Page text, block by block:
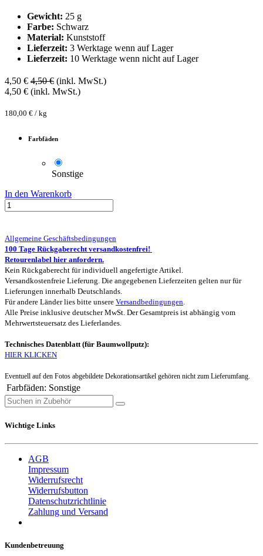
Gewicht: 25 g
Farbe: Schwarz
Material: Kunststoff
Lieferzeit: 3 Werktage wenn auf Lager
Lieferzeit: 10 Werktage wenn nicht auf Lager
4,50 € 4,50€ (inkl. MwSt.)
4,50 € (inkl. MwSt.)
180,00 € / kg
Farbfäden
Sonstige
In den Warenkorb
Allgemeine Geschäftsbedingungen
100 Tage Rückgaberecht versandkostenfrei!
Retourenlabel hier anfordern.
Kein Rückgaberecht für individuell angefertigte Artikel.
Versandkostenfreie Lieferung. Die angegebenen Lieferzeiten gelten nur für
Lieferungen innerhalb Deutschlands.
Für andere Länder lies bitte unsere Versandbedingungen.
Alle Preise inklusive deutscher MwSt. Der Gesamtpreis ist abhängig vom
Mehrwertsteuersatz des Lieferlandes.
Technisches Datenblatt (für Baumwollputz):
HIER KLICKEN
Eventuell auf den Fotos abgebildete Dekorationsartikel gehören nicht zum Lieferumfang.
Farbfäden: Sonstige
Wichtige Links
AGB
Impressum
Widerrufsrecht
Widerrufsbutton
Datenschutzrichtlinie
Zahlung und Versand
Kundenbetreuung